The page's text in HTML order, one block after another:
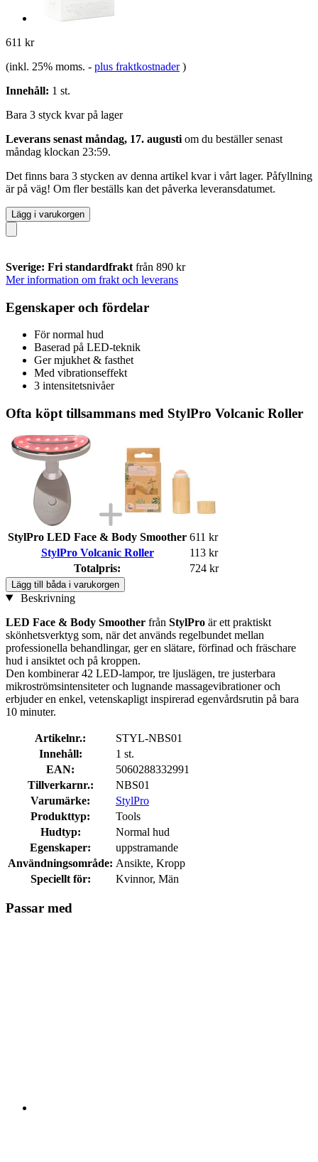
611 kr
(inkl. 25% moms. - plus fraktkostnader )
Innehåll: 1 st.
Bara 3 styck kvar på lager
Leverans senast måndag, 17. augusti om du beställer senast
måndag klockan 23:59.
Det finns bara 3 stycken av denna artikel kvar i vårt lager. Påfyllning
är på väg! Om fler beställs kan det påverka leveransdatumet.
Lägg i varukorgen
Sverige: Fri standardfrakt från 890 kr
Mer information om frakt och leverans
Egenskaper och fördelar
För normal hud
Baserad på LED-teknik
Ger mjukhet & fasthet
Med vibrationseffekt
3 intensitetsnivåer
Ofta köpt tillsammans med StylPro Volcanic Roller
StylPro LED Face & Body Smoother 611 kr
StylPro Volcanic Roller
113 kr
Totalpris:
724 kr
Lägg till båda i varukorgen
Beskrivning
LED Face & Body Smoother från StylPro är ett praktiskt
skönhetsverktyg som, när det används regelbundet mellan
professionella behandlingar, ger en slätare, förfinad och fräschare
hud i ansiktet och på kroppen.
Den kombinerar 42 LED-lampor, tre ljuslägen, tre justerbara
mikroströmsintensiteter och lugnande massagevibrationer och
erbjuder en enkel, vetenskapligt inspirerad egenvårdsrutin på bara
10 minuter.
Artikelnr.:
STYL-NBS01
Innehåll:
1 st.
EAN:
5060288332991
Tillverkarnr.:
NBS01
Varumärke:
StylPro
Produkttyp:
Tools
Hudtyp:
Normal hud
Egenskaper:
uppstramande
Användningsområde: Ansikte, Kropp
Speciellt för:
Kvinnor, Män
Passar med